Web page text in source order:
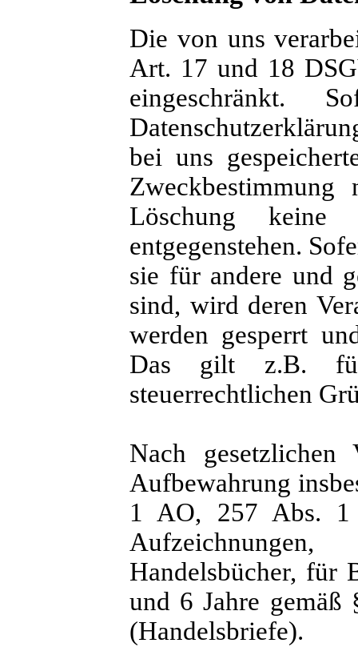
Die von uns
Art. 17 und 18
eingeschränkt.
bei uns
Löschung keine
entgegenstehen.
sie für andere und
sind, wird deren
werden gesperrt
Das gilt z.B.
steuerrechtlichen
Nach
Aufbewahrung
1 AO, 257 Abs.
Handelsbücher, für
und 6 Jahre
(Handelsbriefe).